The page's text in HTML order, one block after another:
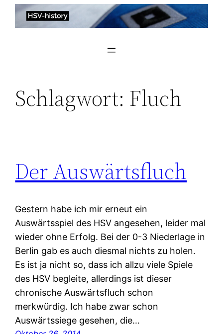
Zum
Inhalt
Schlagwort: Fluch
Der Auswärtsfluch
Gestern habe ich mir erneut ein
Auswärtsspiel des HSV angesehen, leider mal
wieder ohne Erfolg. Bei der 0-3 Niederlage in
Berlin gab es auch diesmal nichts zu holen.
Es ist ja nicht so, dass ich allzu viele Spiele
des HSV begleite, allerdings ist dieser
chronische Auswärtsfluch schon
merkwürdig. Ich habe zwar schon
Auswärtssiege gesehen, die…